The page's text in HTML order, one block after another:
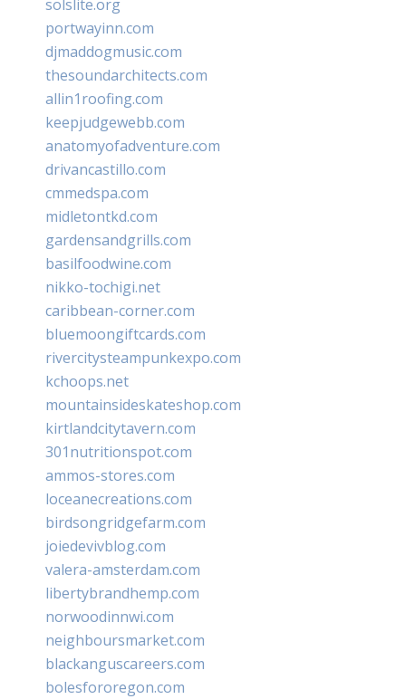
solslite.org
portwayinn.com
djmaddogmusic.com
thesoundarchitects.com
allin1roofing.com
keepjudgewebb.com
anatomyofadventure.com
drivancastillo.com
cmmedspa.com
midletontkd.com
gardensandgrills.com
basilfoodwine.com
nikko-tochigi.net
caribbean-corner.com
bluemoongiftcards.com
rivercitysteampunkexpo.com
kchoops.net
mountainsideskateshop.com
kirtlandcitytavern.com
301nutritionspot.com
ammos-stores.com
loceanecreations.com
birdsongridgefarm.com
joiedevivblog.com
valera-amsterdam.com
libertybrandhemp.com
norwoodinnwi.com
neighboursmarket.com
blackanguscareers.com
bolesfororegon.com